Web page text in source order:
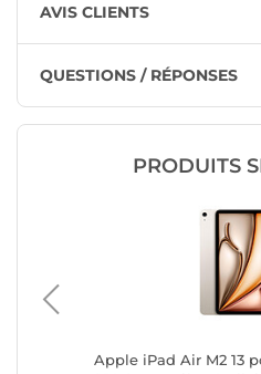
AVIS CLIENTS
QUESTIONS / RÉPONSES
PRODUITS
Apple iPad Air M2 13